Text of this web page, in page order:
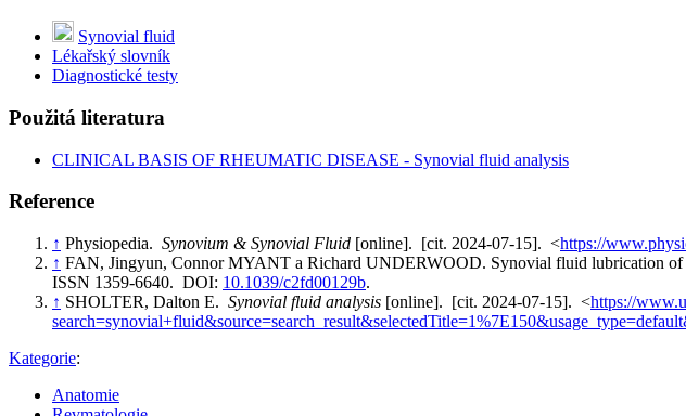
Synovial fluid
Lékařský slovník
Diagnostické testy
Použitá literatura
CLINICAL BASIS OF RHEUMATIC DISEASE - Synovial fluid analysis
Reference
↑ Physiopedia. Synovium & Synovial Fluid [online]. [cit. 2024-07-15]. <https://
↑ FAN, Jingyun, Connor MYANT a Richard UNDERWOOD. Synovial fluid lubrication
ISSN 1359-6640. DOI: 10.1039/c2fd00129b.
↑ SHOLTER, Dalton E. Synovial fluid analysis [online]. [cit. 2024-07-15]. <https://
Kategorie:
Anatomie